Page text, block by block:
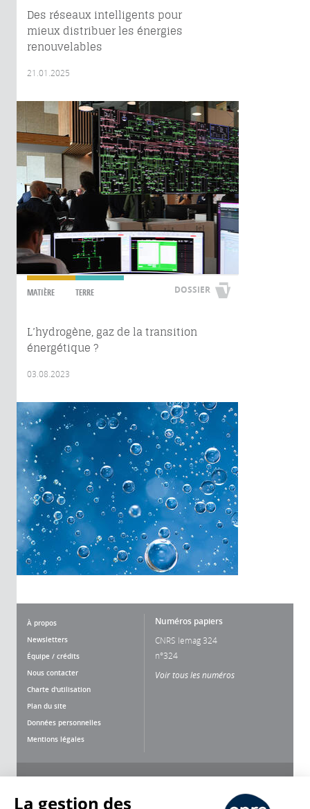
Des réseaux intelligents pour
mieux distribuer les énergies
renouvelables
21.01.2025
MATIÈRE TERRE DOSSIER
L’hydrogène, gaz de la transition
énergétique ?
03.08.2023
À propos
Newsletters
Équipe / crédits
Nous contacter
Charte d'utilisation
Plan du site
Données personnelles
Mentions légales
Numéros papiers
CNRS lemag 324
n°324
Voir tous les numéros
La gestion des